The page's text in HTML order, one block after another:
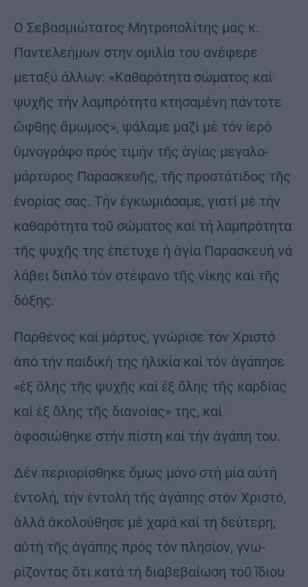
Ο Σεβασμιώτατος Μητροπολίτης μας κ.
Παντελεήμων στην ομιλία του ανέφερε
μεταξύ άλλων: «Καθαρότητα σώμα­τος καί
ψυχῆς τήν λαμ­πρότητα κτησαμένη πάν­τοτε
ὤφθης ἄμω­μος», ψάλαμε μαζί μέ τόν ἱερό
ὑμνογράφο πρός τιμήν τῆς ἁγίας μεγα­λο­
μάρτυρος Παρα­σκευῆς, τῆς προστάτιδος τῆς
ἐνο­ρίας σας. Τήν ἐγκωμιάσαμε, γιατί μέ τήν
καθα­ρό­τητα τοῦ σώ­μα­τος καί τή λαμπρότητα
τῆς ψυ­χῆς της ἐπέ­τυ­χε ἡ ἁγία Παρασκευή νά
λάβει διπλό τόν στέφανο τῆς νίκης καί τῆς
δόξης.
Παρ­θέ­νος καί μάρτυς, γνώρι­σε τόν Χριστό
ἀπό τήν παιδική της ἡλι­κία καί τόν ἀγάπησε
«ἐξ ὅλης τῆς ψυχῆς καί ἐξ ὅλης τῆς καρδίας
καί ἐξ ὅλης τῆς διανοίας» της, καί
ἀφοσιώθηκε στήν πίστη καί τήν ἀγά­πη του.
Δέν περιορί­σθη­κε ὅμως μό­νο στή μία αὐτή
ἐντο­λή, τήν ἐντο­λή τῆς ἀ­γά­πης στόν Χριστό,
ἀλ­λά ἀκολού­θη­σε μέ χαρά καί τή δεύτερη,
αὐτή τῆς ἀγά­πης πρός τόν πλησίον, γνω­
ρίζοντας ὅτι κατά τή διαβεβαί­ω­ση τοῦ ἴ­διου